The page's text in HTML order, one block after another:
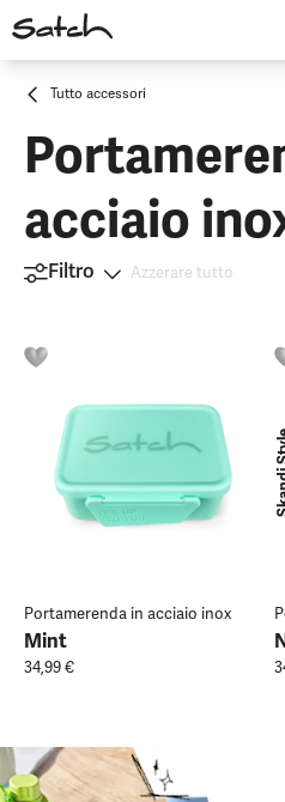
Tutto accessori
acciaio
Filtro Azzerare tutto
Portamerenda in acciaio inox
Mint
34,99 €